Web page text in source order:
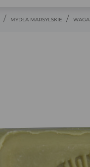
MYDŁA MARSYLSKIE WAGA